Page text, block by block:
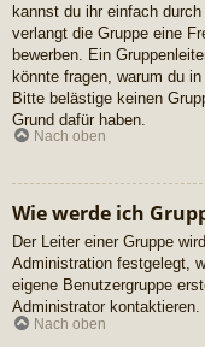
kannst du ihr einfach
verlangt die Gruppe eine
bewerben. Ein
könnte fragen, warum du
Bitte belästige keinen
Grund dafür haben.
Nach oben
Wie werde ich
Der Leiter einer Gruppe
Administration festgelegt,
eigene Benutzergruppe
Administrator kontaktieren.
Nach oben